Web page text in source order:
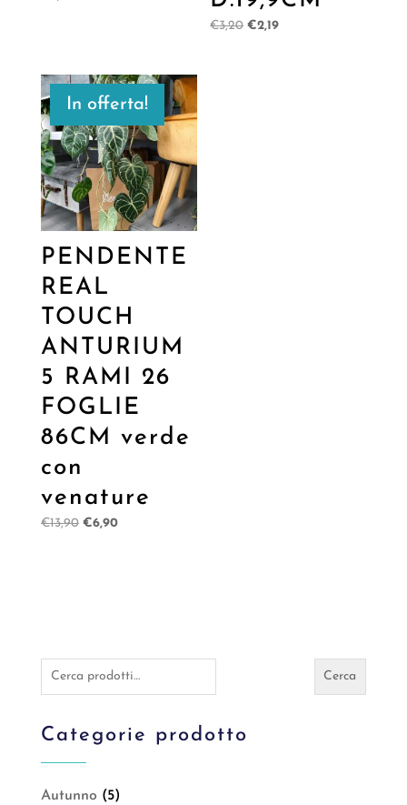
€3,20 Il
€2,19Il
In offerta!
PENDENTE
REAL
TOUCH
ANTURIUM
5 RAMI 26
FOGLIE
86CM verde
con
venature
€13,90 Il
€6,90Il
Cerca: Cerca
Categorie prodotto
Autunno (5)